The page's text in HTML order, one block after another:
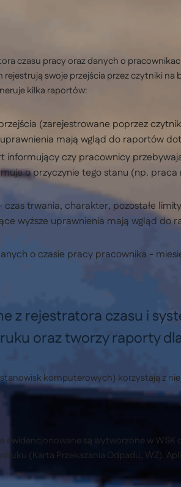
czasu pracy oraz danych o
swoje przejścia przez czytniki na
kilka raportów:
(zarejestrowane poprzez
mają wgląd do raportów
czy pracownicy
o przyczynie tego stanu (np. praca
trwania, charakter, pozostałe
wyższe uprawnienia mają wgląd do
o czasie pracy pracownika -
rejestratora czasu i
oraz tworzy raporty
komputerowych) korzystają z
są wytworzone w
(Karta Przekazania Odpadu, WZ).